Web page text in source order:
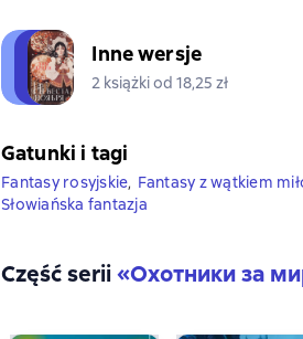
Inne wersje
2 książki od 18,25 zł
Gatunki i tagi
Fantasy rosyjskie, Fantasy z wątkiem
Słowiańska fantazja
Część serii«Охотники за